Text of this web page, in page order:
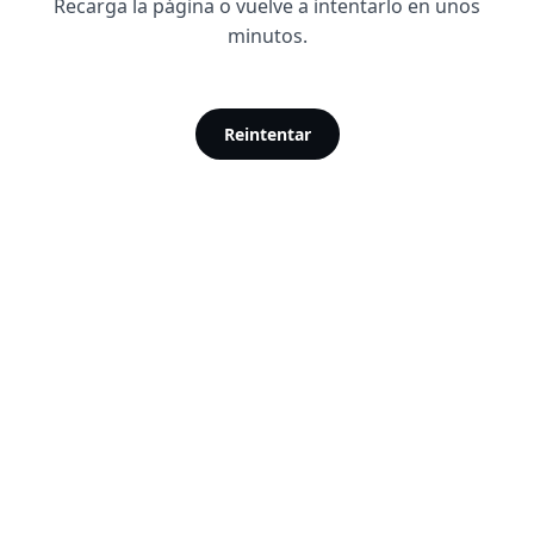
Recarga la página o vuelve a intentarlo en unos
minutos.
Reintentar